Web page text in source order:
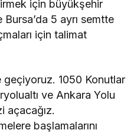
için büyükşehir
5 ayrı semtte
için talimat
1050 Konutlar
ve Ankara Yolu
açacağız.
başlamalarını